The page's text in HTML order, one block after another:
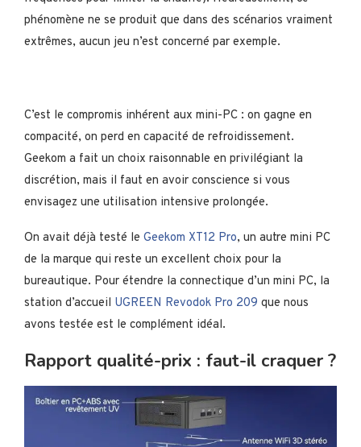
phénomène ne se produit que dans des scénarios vraiment
extrêmes, aucun jeu n’est concerné par exemple.
C’est le compromis inhérent aux mini-PC : on gagne en
compacité, on perd en capacité de refroidissement.
Geekom a fait un choix raisonnable en privilégiant la
discrétion, mais il faut en avoir conscience si vous
envisagez une utilisation intensive prolongée.
On avait déjà testé le Geekom XT12 Pro, un autre mini PC
de la marque qui reste un excellent choix pour la
bureautique. Pour étendre la connectique d’un mini PC, la
station d’accueil UGREEN Revodok Pro 209 que nous
avons testée est le complément idéal.
Rapport qualité-prix : faut-il craquer ?